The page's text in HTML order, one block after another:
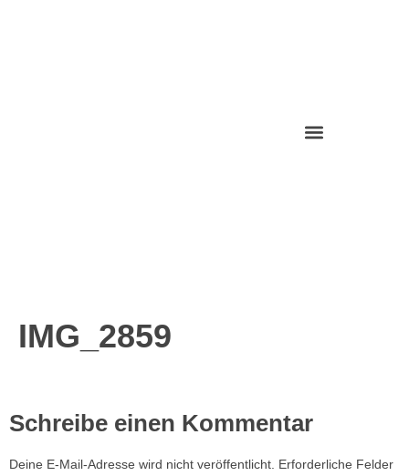
IMG_2859
Schreibe einen Kommentar
Deine E-Mail-Adresse wird nicht veröffentlicht. Erforderliche Felder